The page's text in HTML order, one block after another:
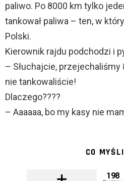
paliwo. Po 8000 km tylko
tankował paliwa – ten, w
Polski.
Kierownik rajdu podchodzi i
– Słuchajcie, przejechaliśmy
nie tankowaliście!
Dlaczego????
– Aaaaaa, bo my kasy nie
CO
198